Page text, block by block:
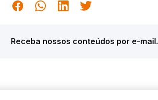
Receba nossos conteúdos por e-mail.